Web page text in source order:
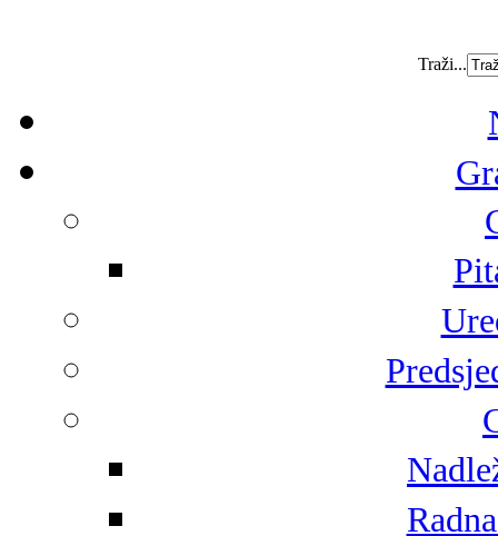
Traži...